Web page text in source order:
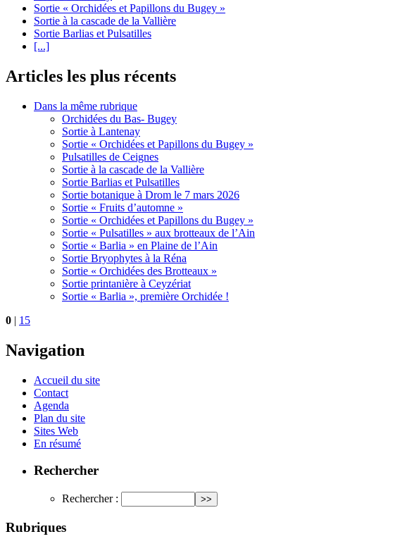
Sortie « Orchidées et Papillons du Bugey »
Sortie à la cascade de la Vallière
Sortie Barlias et Pulsatilles
[...]
Articles les plus récents
Dans la même rubrique
Orchidées du Bas- Bugey
Sortie à Lantenay
Sortie « Orchidées et Papillons du Bugey »
Pulsatilles de Ceignes
Sortie à la cascade de la Vallière
Sortie Barlias et Pulsatilles
Sortie botanique à Drom le 7 mars 2026
Sortie « Fruits d’automne »
Sortie « Orchidées et Papillons du Bugey »
Sortie « Pulsatilles » aux brotteaux de l’Ain
Sortie « Barlia » en Plaine de l’Ain
Sortie Bryophytes à la Réna
Sortie « Orchidées des Brotteaux »
Sortie printanière à Ceyzériat
Sortie « Barlia », première Orchidée !
0 | 15
Navigation
Accueil du site
Contact
Agenda
Plan du site
Sites Web
En résumé
Rechercher
Rechercher :
Rubriques